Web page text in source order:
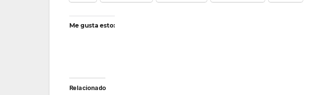
Me gusta esto:
Relacionado